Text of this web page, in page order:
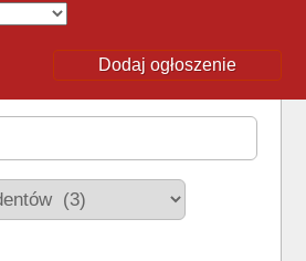
Dodaj ogłoszenie